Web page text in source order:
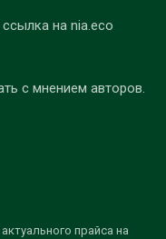
на nia.eco
с мнением авторов.
прайса на